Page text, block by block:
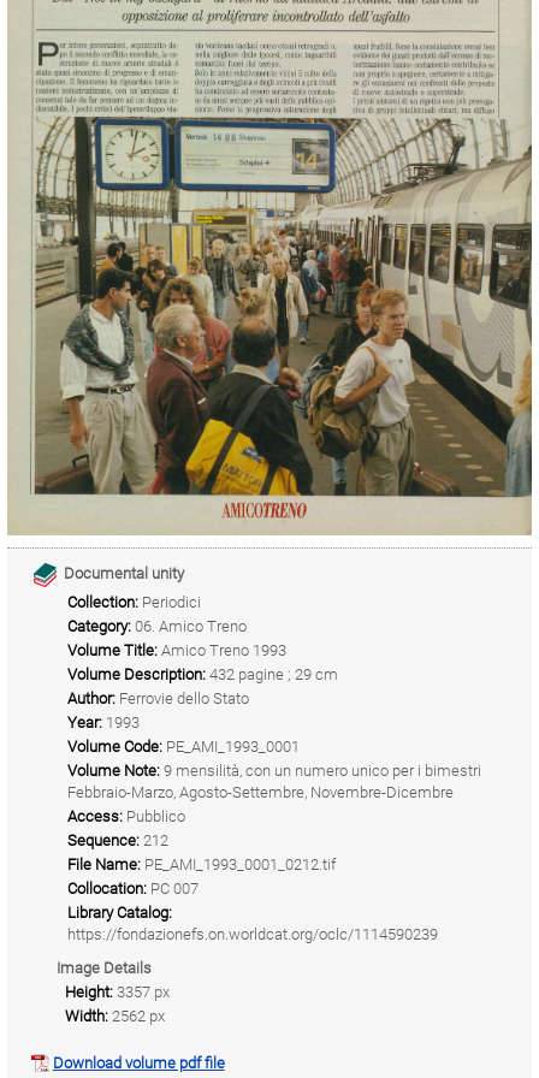
Documental unity
Collection: Periodici
Category: 06. Amico Treno
Volume Title: Amico Treno 1993
Volume Description: 432 pagine ; 29 cm
Author: Ferrovie dello Stato
Year: 1993
Volume Code: PE_AMI_1993_0001
Volume Note: 9 mensilità, con un numero unico per i bimestri
Febbraio-Marzo, Agosto-Settembre, Novembre-Dicembre
Access: Pubblico
Sequence: 212
File Name: PE_AMI_1993_0001_0212.tif
Collocation: PC 007
Library Catalog:
https://fondazionefs.on.worldcat.org/oclc/1114590239
Image Details
Height: 3357 px
Width: 2562 px
Download volume pdf file